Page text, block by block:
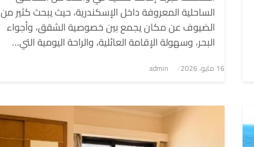
الساحلية المعروفة داخل الإسكندرية، حيث يبحث كثير من
الضيوف عن مكان يجمع بين خصوصية الشقق، وأجواء
البحر، وسهولة الإقامة العائلية، والراحة اليومية التي…
نُشر
16 مايو، 2026 admin